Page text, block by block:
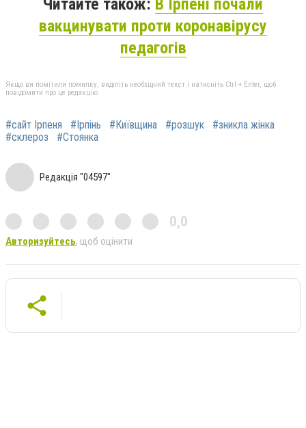
Читайте також: В Ірпені почали
вакцинувати проти коронавірусу
педагогів
Якщо ви помітили помилку, виділіть необхідний текст і натисніть Ctrl + Enter, щоб
повідомити про це редакцію
#сайт Ірпеня #Ірпінь #Київщина #розшук
#зникла жінка
#склероз
#Стоянка
Редакція "04597"
0,0
Авторизуйтесь, щоб оцінити